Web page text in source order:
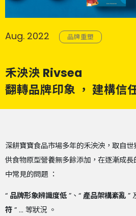
Aug. 2022 品牌重塑
禾泱泱 Rivsea
翻轉品牌印象 ， 建構信
深耕寶寶食品市場多年的禾泱泱，取自
供食物原型營養無多餘添加，在逐漸成
中常見的問題 ：
“ 品牌形象辨識度低 ”、“ 產品架構紊亂 ”
符 ” ... 等狀況 。